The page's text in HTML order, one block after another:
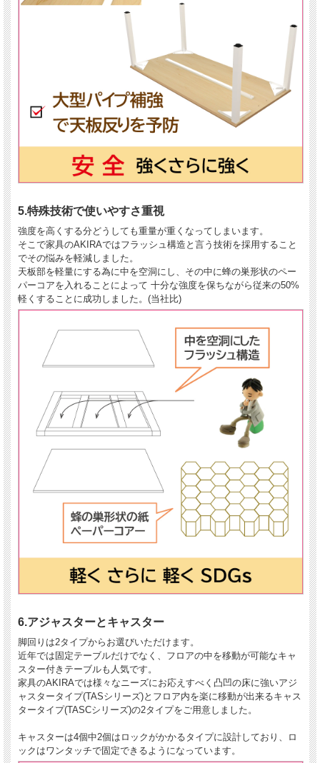
5.特殊技術で使いやすさ重視
強度を高くする分どうしても重量が重くなってしまいます。
そこで家具のAKIRAではフラッシュ構造と言う技術を採用すること
でその悩みを軽減しました。
天板部を軽量にする為に中を空洞にし、その中に蜂の巣形状のペー
パーコアを入れることによって 十分な強度を保ちながら従来の50%
軽くすることに成功しました。(当社比)
6.アジャスターとキャスター
脚回りは2タイプからお選びいただけます。
近年では固定テーブルだけでなく、フロアの中を移動が可能なキャ
スター付きテーブルも人気です。
家具のAKIRAでは様々なニーズにお応えすべく凸凹の床に強いアジ
ャスタータイプ(TASシリーズ)とフロア内を楽に移動が出来るキャス
タータイプ(TASCシリーズ)の2タイプをご用意しました。
キャスターは4個中2個はロックがかかるタイプに設計しており、ロ
ックはワンタッチで固定できるようになっています。